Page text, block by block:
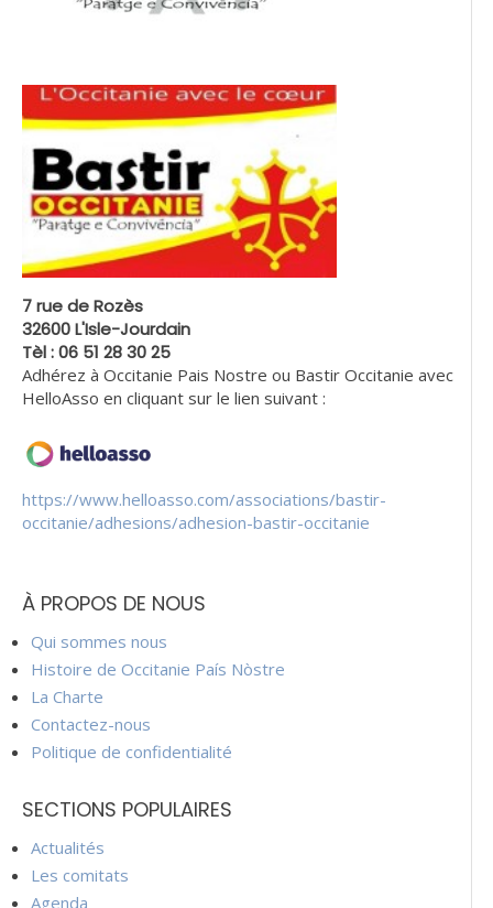
7 rue de Rozès
32600 L'Isle-Jourdain
Tèl : 06 51 28 30 25
Adhérez à Occitanie Pais Nostre ou Bastir Occitanie avec
HelloAsso en cliquant sur le lien suivant :
https://www.helloasso.com/associations/bastir-
occitanie/adhesions/adhesion-bastir-occitanie
À PROPOS DE NOUS
Qui sommes nous
Histoire de Occitanie País Nòstre
La Charte
Contactez-nous
Politique de confidentialité
SECTIONS POPULAIRES
Actualités
Les comitats
Agenda